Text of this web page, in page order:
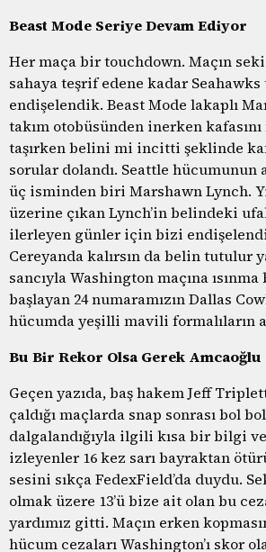
Beast Mode Seriye Devam Ediyor
Her maça bir touchdown. Maçın
sahaya teşrif edene kadar
endişelendik. Beast Mode lakaplı
takım otobüsünden inerken
taşırken belini mi incitti şeklinde
sorular dolandı. Seattle hücumunun
üç isminden biri Marshawn Lynch.
üzerine çıkan Lynch’in belindeki
ilerleyen günler için bizi
Cereyanda kalırsın da belin tutulur
sancıyla Washington maçına
başlayan 24 numaramızın Dallas
hücumda yeşilli mavili formalıların
Bu Bir Rekor Olsa Gerek Amcaoğlu
Geçen yazıda, baş hakem Jeff
çaldığı maçlarda snap sonrası bol
dalgalandığıyla ilgili kısa bir bilgi
izleyenler 16 kez sarı bayraktan
sesini sıkça FedexField’da duydu.
olmak üzere 13’ü bize ait olan bu
yardımız gitti. Maçın erken
hücum cezaları Washington’ı skor